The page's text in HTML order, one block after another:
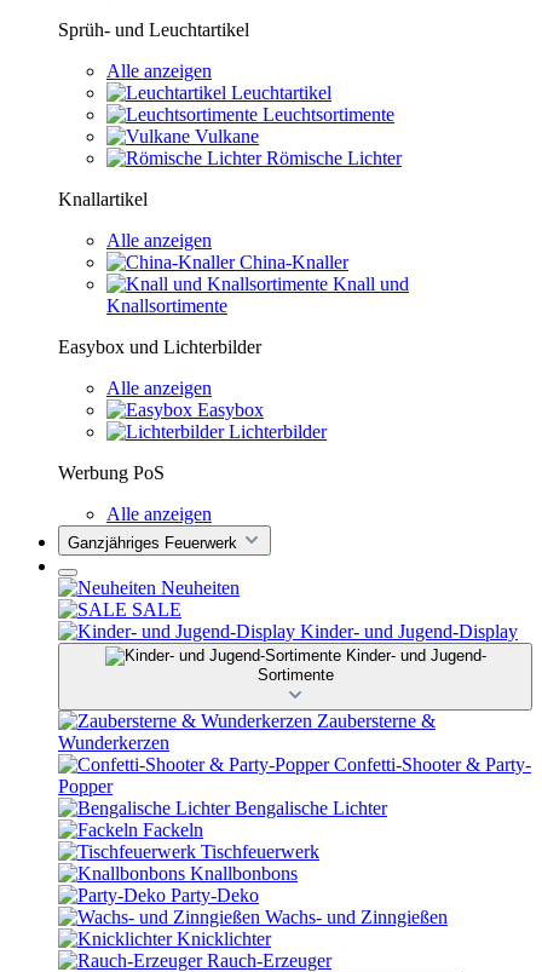
Sprüh- und Leuchtartikel
Alle anzeigen
Leuchtartikel
Leuchtsortimente
Vulkane
Römische Lichter
Knallartikel
Alle anzeigen
China-Knaller
Knall und
Knallsortimente
Easybox und Lichterbilder
Alle anzeigen
Easybox
Lichterbilder
Werbung PoS
Alle anzeigen
Ganzjähriges Feuerwerk
Neuheiten
SALE
Kinder- und Jugend-Display
Kinder- und Jugend-
Sortimente
Zaubersterne &
Wunderkerzen
Confetti-Shooter & Party-
Popper
Bengalische Lichter
Fackeln
Tischfeuerwerk
Knallbonbons
Party-Deko
Wachs- und Zinngießen
Knicklichter
Rauch-Erzeuger